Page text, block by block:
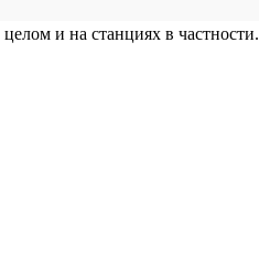
и на станциях в частности.